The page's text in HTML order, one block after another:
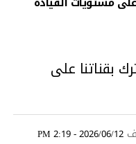
بقناتنا على
2026/06/12 - 2:19 PM